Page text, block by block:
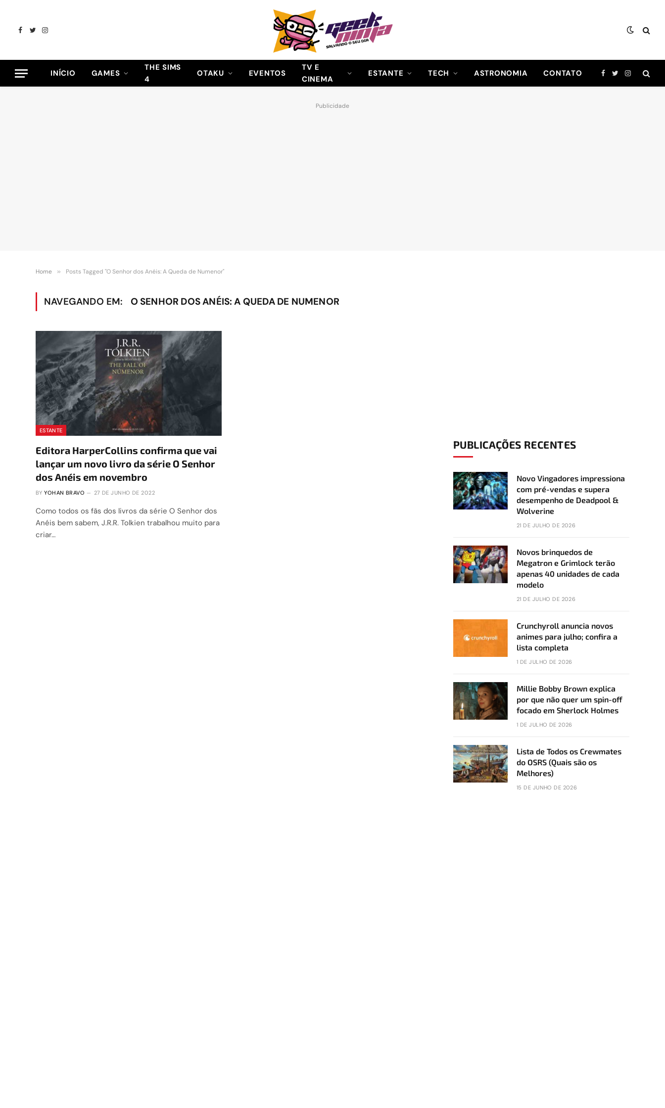
Facebook
TwitterInstagram
INÍCIO GAMES
THE SIMS
4
OTAKU EVENTOS
TV E
CINEMA
ESTANTE TECH ASTRONOMIA CONTATO Facebook
TwitterInstagram
Publicidade
Home » Posts Tagged "O Senhor dos Anéis: A Queda de Numenor"
NAVEGANDO EM: O SENHOR DOS ANÉIS: A QUEDA DE NUMENOR
ESTANTE
Editora HarperCollins confirma que vai
lançar um novo livro da série O Senhor
dos Anéis em novembro
BY YOHAN BRAVO 27 DE JUNHO DE 2022
Como todos os fãs dos livros da série O Senhor dos
Anéis bem sabem, J.R.R. Tolkien trabalhou muito para
criar…
PUBLICAÇÕES RECENTES
Novo Vingadores impressiona
com pré-vendas e supera
desempenho de Deadpool &
Wolverine
21 DE JULHO DE 2026
Novos brinquedos de
Megatron e Grimlock terão
apenas 40 unidades de cada
modelo
21 DE JULHO DE 2026
Crunchyroll anuncia novos
animes para julho; confira a
lista completa
1 DE JULHO DE 2026
Millie Bobby Brown explica
por que não quer um spin-off
focado em Sherlock Holmes
1 DE JULHO DE 2026
Lista de Todos os Crewmates
do OSRS (Quais são os
Melhores)
15 DE JUNHO DE 2026